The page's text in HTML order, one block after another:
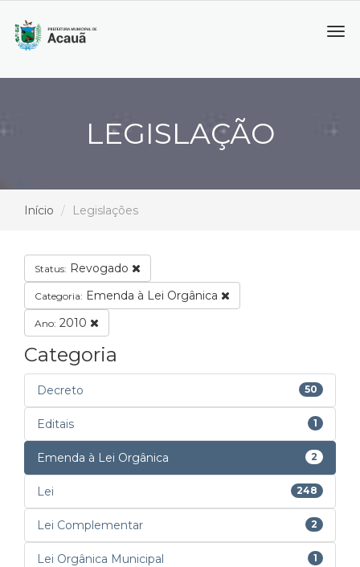
LEGISLAÇÃO
Início Legislações
Status: Revogado
Categoria: Emenda à Lei Orgânica
Ano: 2010
Categoria
Decreto 50
Editais 1
Emenda à Lei Orgânica 2
Lei 248
Lei Complementar 2
Lei Orgânica Municipal 1